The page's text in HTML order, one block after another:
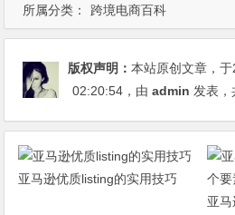
所属分类： 跨境电商百科
版权声明：本站原创文章，
02:20:54 ，由admin 发表，
亚马逊优质listing的实用技巧
亚